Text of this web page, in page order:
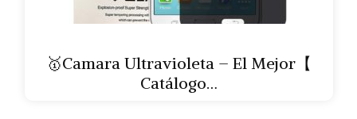
🥇Camara Ultravioleta – El Mejor【
Catálogo…